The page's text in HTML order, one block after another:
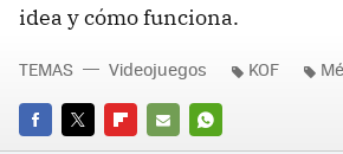
idea y cómo funciona.
TEMAS Videojuegos KOF